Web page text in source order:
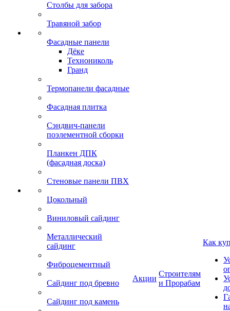
Столбы для забора
Травяной забор
Фасадные панели
Дёке
Технониколь
Гранд
Термопанели фасадные
Фасадная плитка
Сэндвич-панели
поэлементной сборки
Планкен ДПК
(фасадная доска)
Стеновые панели ПВХ
Цокольный
Виниловый сайдинг
Металлический
сайдинг
Фиброцементный
Сайдинг под бревно
Сайдинг под камень
Акции
Строителям
и Прорабам
Как